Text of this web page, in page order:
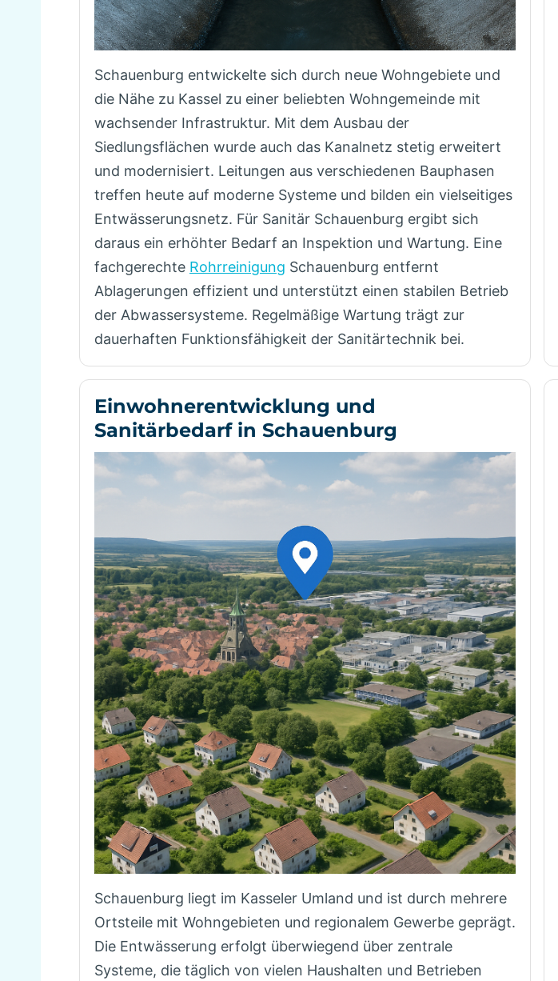
Schauenburg entwickelte sich durch neue Wohngebiete und
die Nähe zu Kassel zu einer beliebten Wohngemeinde mit
wachsender Infrastruktur. Mit dem Ausbau der
Siedlungsflächen wurde auch das Kanalnetz stetig erweitert
und modernisiert. Leitungen aus verschiedenen Bauphasen
treffen heute auf moderne Systeme und bilden ein vielseitiges
Entwässerungsnetz. Für Sanitär Schauenburg ergibt sich
daraus ein erhöhter Bedarf an Inspektion und Wartung. Eine
fachgerechte Rohrreinigung Schauenburg entfernt
Ablagerungen effizient und unterstützt einen stabilen Betrieb
der Abwassersysteme. Regelmäßige Wartung trägt zur
dauerhaften Funktionsfähigkeit der Sanitärtechnik bei.
Einwohnerentwicklung und
Sanitärbedarf in Schauenburg
Schauenburg liegt im Kasseler Umland und ist durch mehrere
Ortsteile mit Wohngebieten und regionalem Gewerbe geprägt.
Die Entwässerung erfolgt überwiegend über zentrale
Systeme, die täglich von vielen Haushalten und Betrieben